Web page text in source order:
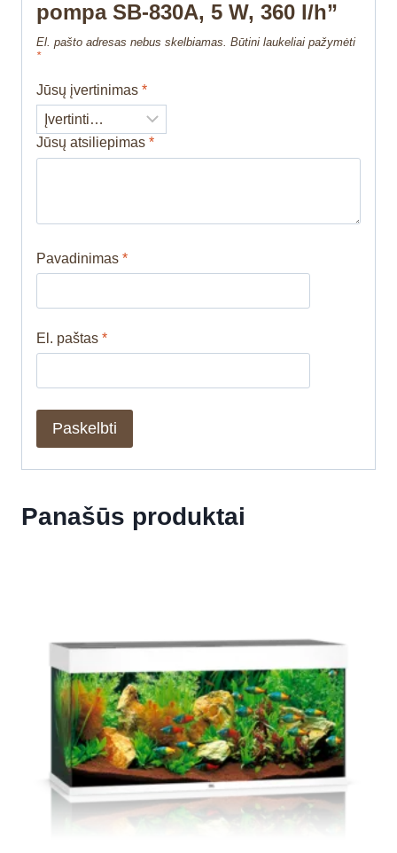
pompa SB-830A, 5 W, 360 l/h”
El. pašto adresas nebus skelbiamas. Būtini laukeliai pažymėti
*
Jūsų įvertinimas *
Jūsų atsiliepimas *
Pavadinimas *
El. paštas *
Panašūs produktai